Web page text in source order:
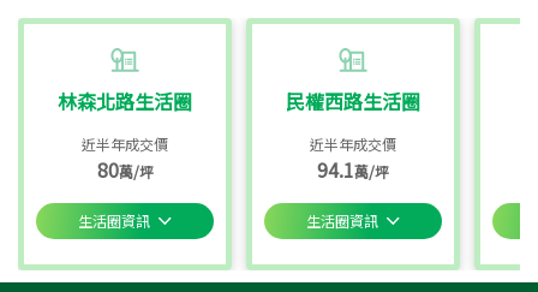
林森北路生活圈
近半年成交價
80萬/坪
生活圈資訊
民權西路生活圈
近半年成交價
94.1萬/坪
生活圈資訊